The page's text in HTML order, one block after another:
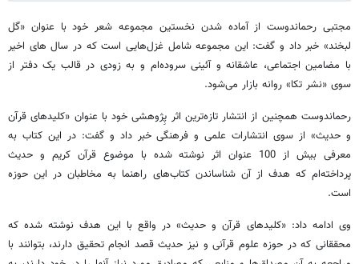
مجتبی رحماندوست از آماده شدن نخستین مجموعه شعر خود با عنوان «گل
لبخند» خبر داد و گفت: این مجموعه شامل غزل‌هایی است که در سال های اخیر
با مضامین اجتماعی، عاشقانه و آئینی سروده‌ام و به زودی در قالب یک دفتر از
سوی «نشر تکا» روانه بازار می‌شود.
رحماندوست همچنین از انتشار تازه‌ترین اثر پِژوهشی خود با عنوان «کلیدهای قرآن
و حدیث» از سوی انتشارات علمی و فرهنگی خبر داد و گفت: در این کتاب به
معرفی بیش از 100 عنوان اثر نوشته شده با موضوع قرآن کریم و حدیث
پرداخته‌ام که هدف از آن شناساندن کتاب‌های راهنما به مخاطبان در این حوزه
است.
وی ادامه داد: «کلیدهای قرآن و حدیث» در واقع با این هدف نوشته شده که
محققانی که در حوزه علوم قرآنی و نیز حدیث قصد انجام تحقیق دارند، بتوانند با